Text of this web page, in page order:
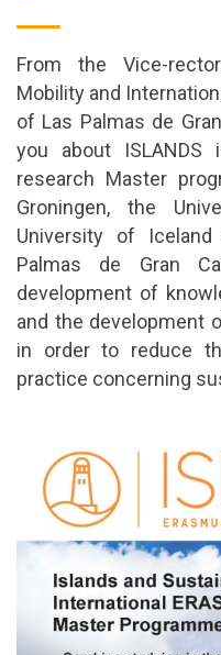
From the Vice-
Mobility and
of Las Palmas de
you about
research Master
Groningen, the
University of
Palmas de Gran
development of
and the development
in order to reduce
practice concerning